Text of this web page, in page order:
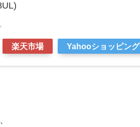
楽天市場 Yahooショッピング